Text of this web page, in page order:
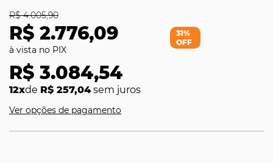
R$ 2.776,09
R$ 4.005,90
R$ 3.084,54
12xde R$ 257,04sem juros
31%
OFF
Ver opções de pagamento